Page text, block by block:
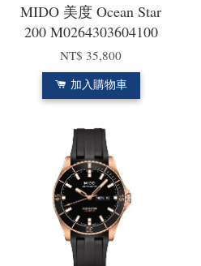
MIDO 美度 Ocean Star
200 M0264303604100
NT$ 35,800
加入購物車